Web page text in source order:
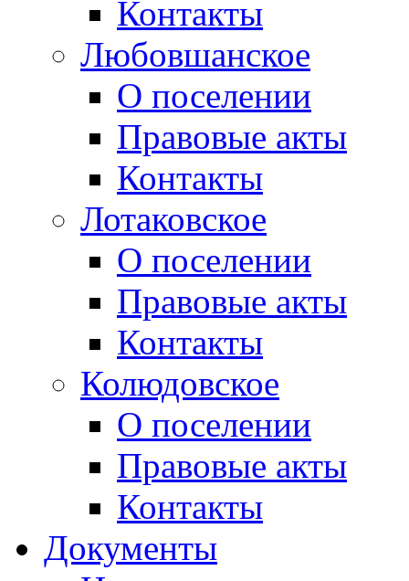
Контакты
Любовшанское
О поселении
Правовые акты
Контакты
Лотаковское
О поселении
Правовые акты
Контакты
Колюдовское
О поселении
Правовые акты
Контакты
Документы